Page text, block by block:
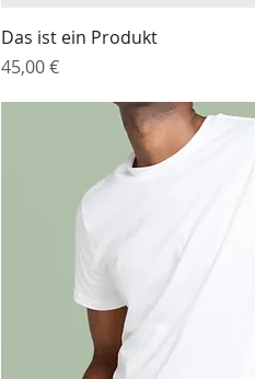
Das ist ein Produkt
Preis
45,00 €